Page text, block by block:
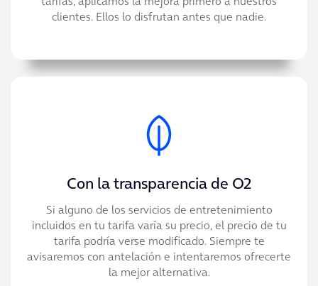
clientes. Ellos lo disfrutan antes que nadie.
Con la transparencia de O2
Si alguno de los servicios de entretenimiento
incluidos en tu tarifa varía su precio, el precio de tu
tarifa podría verse modificado. Siempre te
avisaremos con antelación e intentaremos ofrecerte
la mejor alternativa.